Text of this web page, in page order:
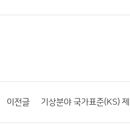
이전글 기상분야 국가표준(KS)